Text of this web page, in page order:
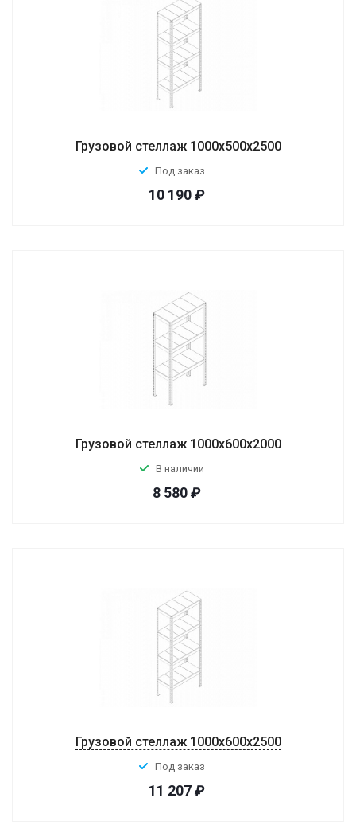
Грузовой стеллаж 1000x500x2500
Под заказ
10 190₽
Грузовой стеллаж 1000x600x2000
В наличии
8 580₽
Грузовой стеллаж 1000x600x2500
Под заказ
11 207₽